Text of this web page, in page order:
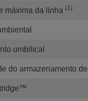
máxima da linha (1)
umbilical
do armazenamento